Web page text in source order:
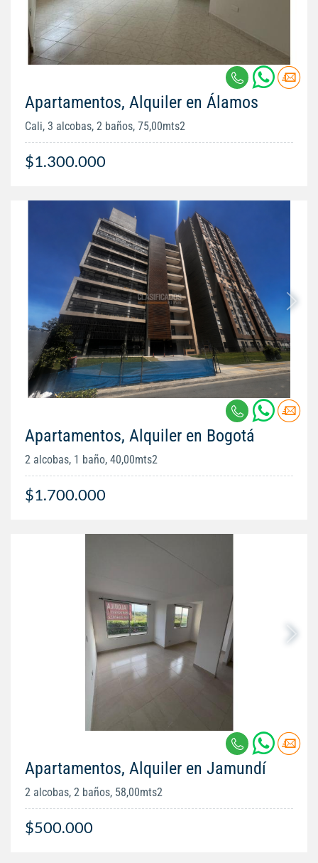
Apartamentos, Alquiler en Álamos
Cali, 3 alcobas, 2 baños, 75,00mts2
$1.300.000
Apartamentos, Alquiler en Bogotá
2 alcobas, 1 baño, 40,00mts2
$1.700.000
Apartamentos, Alquiler en Jamundí
2 alcobas, 2 baños, 58,00mts2
$500.000